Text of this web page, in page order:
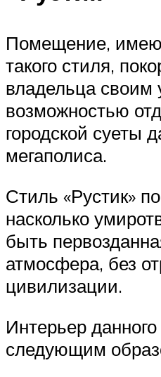
Помещение,
такого стиля,
владельца своим
возможностью
городской суеты
мегаполиса.
Стиль «Рустик»
насколько
быть
атмосфера, без
цивилизации.
Интерьер
следующим